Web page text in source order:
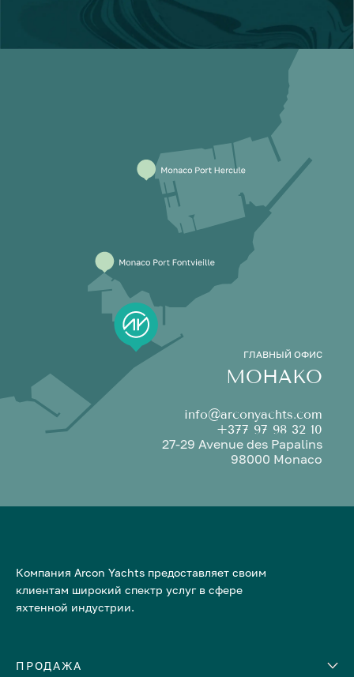
ГЛАВНЫЙ ОФИС
МОНАКО
info@arconyachts.com
+377 97 98 32 10
27-29 Avenue des Papalins
98000 Monaco
Компания Arcon Yachts предоставляет своим
клиентам широкий спектр услуг в сфере
яхтенной индустрии.
ПРОДАЖА